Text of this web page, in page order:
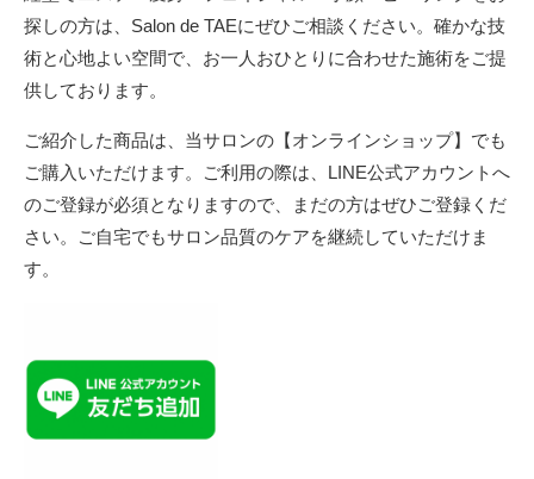
探しの方は、Salon de TAEにぜひご相談ください。確かな技
術と心地よい空間で、お一人おひとりに合わせた施術をご提
供しております。
ご紹介した商品は、当サロンの【オンラインショップ】でも
ご購入いただけます。ご利用の際は、LINE公式アカウントへ
のご登録が必須となりますので、まだの方はぜひご登録くだ
さい。ご自宅でもサロン品質のケアを継続していただけま
す。